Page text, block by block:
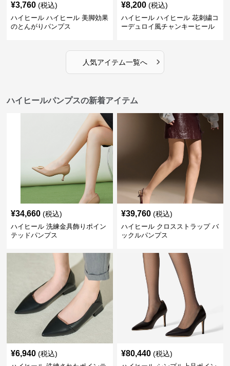
¥3,760 (税込)
ハイヒール ハイヒール 美脚効果
のとんがりパンプス
¥8,200 (税込)
ハイヒール ハイヒール 花刺繍コ
ーデュロイ風チャンキーヒール
人気アイテム一覧へ ›
ハイヒールパンプスの新着アイテム
¥34,660 (税込)
ハイヒール 洗練金具飾りポイン
テッドパンプス
¥39,760 (税込)
ハイヒール クロスストラップ バ
ックルパンプス
¥6,940 (税込) ¥80,440 (税込)